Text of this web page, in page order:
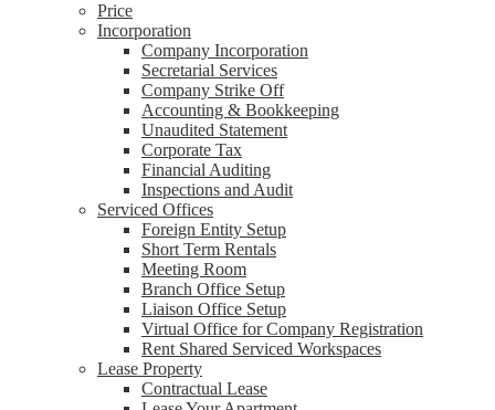
Price
Incorporation
Company Incorporation
Secretarial Services
Company Strike Off
Accounting & Bookkeeping
Unaudited Statement
Corporate Tax
Financial Auditing
Inspections and Audit
Serviced Offices
Foreign Entity Setup
Short Term Rentals
Meeting Room
Branch Office Setup
Liaison Office Setup
Virtual Office for Company Registration
Rent Shared Serviced Workspaces
Lease Property
Contractual Lease